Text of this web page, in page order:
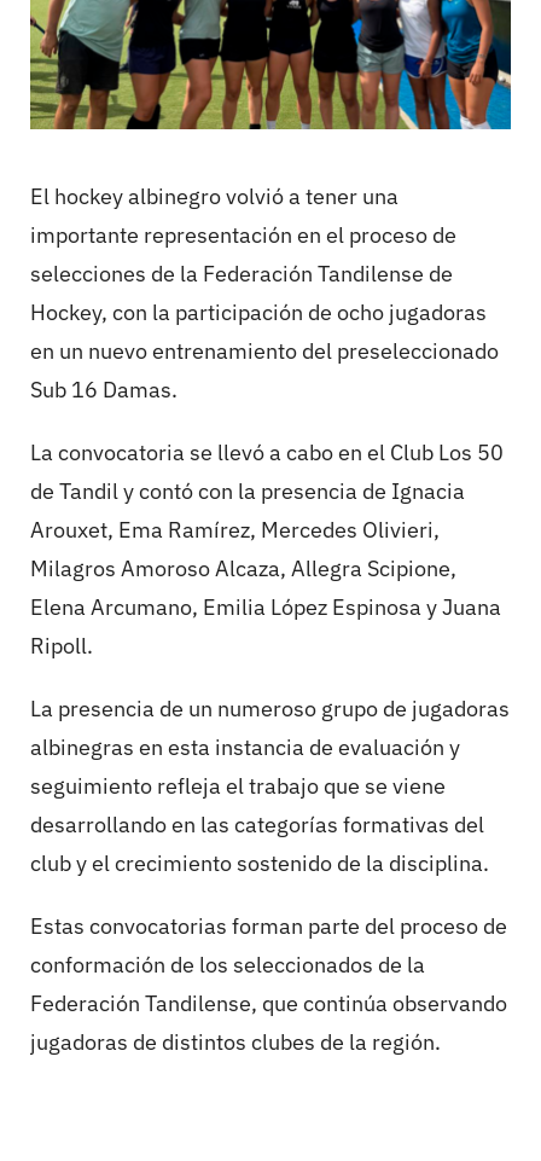
El hockey albinegro volvió a tener una
importante representación en el proceso de
selecciones de la Federación Tandilense de
Hockey, con la participación de ocho jugadoras
en un nuevo entrenamiento del preseleccionado
Sub 16 Damas.
La convocatoria se llevó a cabo en el Club Los 50
de Tandil y contó con la presencia de Ignacia
Arouxet, Ema Ramírez, Mercedes Olivieri,
Milagros Amoroso Alcaza, Allegra Scipione,
Elena Arcumano, Emilia López Espinosa y Juana
Ripoll.
La presencia de un numeroso grupo de jugadoras
albinegras en esta instancia de evaluación y
seguimiento refleja el trabajo que se viene
desarrollando en las categorías formativas del
club y el crecimiento sostenido de la disciplina.
Estas convocatorias forman parte del proceso de
conformación de los seleccionados de la
Federación Tandilense, que continúa observando
jugadoras de distintos clubes de la región.